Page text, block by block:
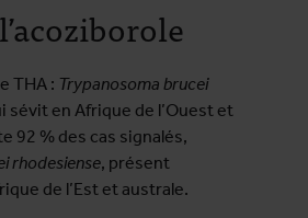
THA : Trypanosoma brucei
sévit en Afrique de l’Ouest et
92 % des cas signalés,
rhodesiense, présent
de l’Est et australe.